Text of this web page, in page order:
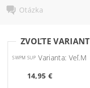
Otázka
ZVOĽTE VARIANT
SWPM SUP Varianta: Veľ.M
14,95 €